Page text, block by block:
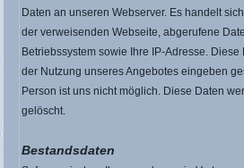
Daten an unseren Webserver. Es handelt
der verweisenden Webseite, abgerufene
Betriebssystem sowie Ihre IP-Adresse.
der Nutzung unseres Angebotes eingeben
Person ist uns nicht möglich. Diese Daten
gelöscht.
Bestandsdaten